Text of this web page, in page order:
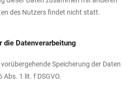
des Nutzers findet nicht statt.
die Datenverarbeitung
Speicherung der Daten
1 lit. f DSGVO.